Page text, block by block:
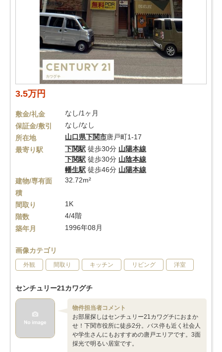
3.5万円
敷金/礼金
なし/1ヶ月
保証金/敷引
なし/なし
所在地
山口県下関市唐戸町1-17
最寄り駅
下関駅 徒歩30分 山陽本線
下関駅 徒歩30分 山陰本線
幡生駅 徒歩46分 山陽本線
建物/専有面
積
32.72m²
間取り
1K
階数
4/4階
築年月
1996年08月
画像カテゴリ
外観 間取り キッチン リビング 洋室
センチュリー21カワグチ
物件担当者コメント
お部屋探しはセンチュリー21カワグチにおまか
せ！下関市役所に徒歩2分。バス停も近く社会人
や学生さんにもおすすめの唐戸エリアです。3面
採光で明るい居室です。